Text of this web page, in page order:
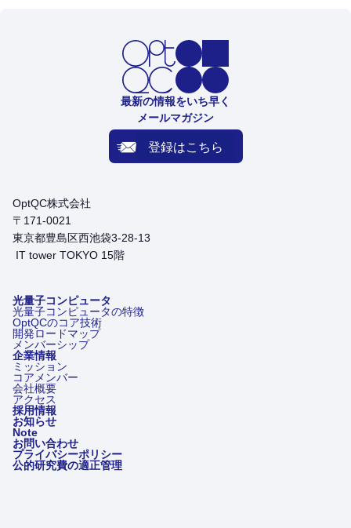
最新の情報をいち早く
メールマガジン
登録はこちら
OptQC株式会社
〒171-0021
東京都豊島区西池袋3-28-13
IT tower TOKYO 15階
光量子コンピュータ
光量子コンピュータの特徴
OptQCのコア技術
開発ロードマップ
メンバーシップ
企業情報
ミッション
コアメンバー
会社概要
アクセス
採用情報
お知らせ
Note
お問い合わせ
プライバシーポリシー
公的研究費の適正管理